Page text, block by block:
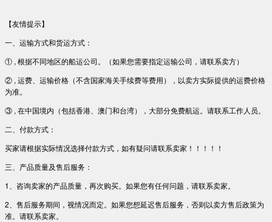
【友情提示】
一、运输方式和货运方式：
① , 根据不同地区的船运公司。（如果您需要指定运输公司，请联系卖方）
② , 运费、运输价格（不含国家海关手续费等费用），以卖方实际提供的运费价格
为准。
③ , 在中国境内（包括香港、澳门和台湾），大部分免费航运。请联系工作人员。
二、付款方式：
买家请根据实际情况选择付款方式，如有疑问请联系卖家！！！！！
三、产品质量及售后服务：
1、咨询卖家的产品质量，再次购买。如果您有任何问题，请联系卖家。
2、售后服务期间，视情况而定。如果您想延迟售后服务，否则以卖方售后政策为
准。请联系卖家。